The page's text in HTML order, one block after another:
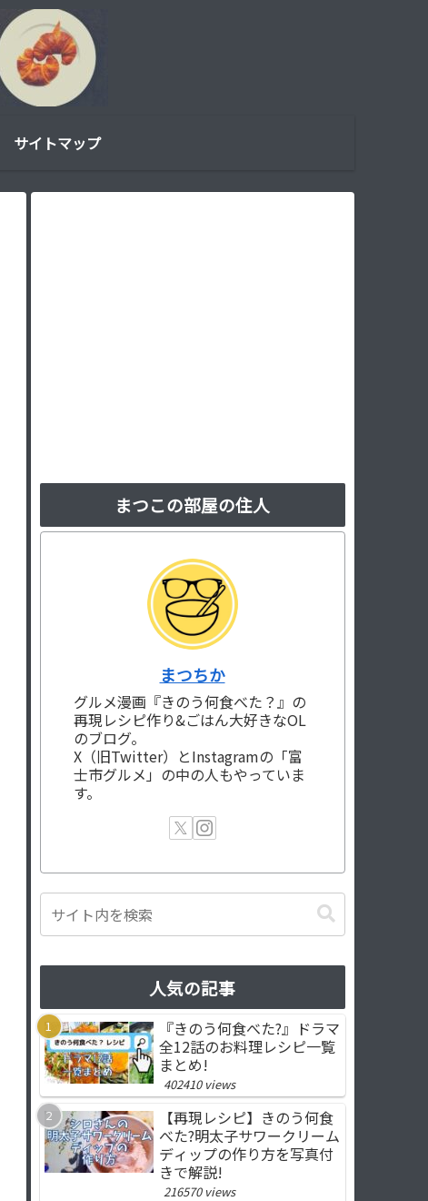
サイトマップ
まつこの部屋の住人
まつちか
グルメ漫画『きのう何食べた？』の
再現レシピ作り&ごはん大好きなOL
のブログ。
X（旧Twitter）とInstagramの「富
士市グルメ」の中の人もやっていま
す。
人気の記事
『きのう何食べた?』ドラマ
全12話のお料理レシピ一覧
まとめ!
402410 views
【再現レシピ】きのう何食
べた?明太子サワークリーム
ディップの作り方を写真付
きで解説!
216570 views